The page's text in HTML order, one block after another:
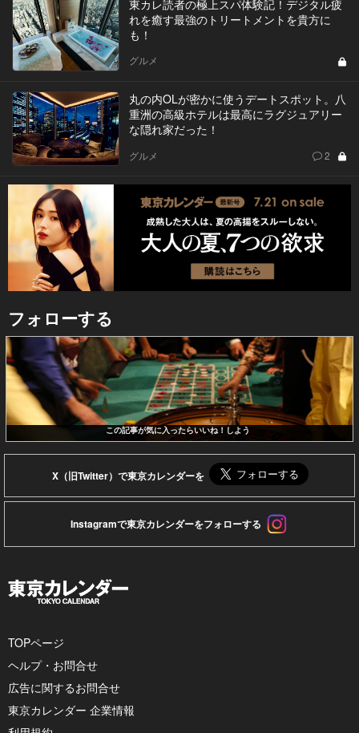
東カレ読者の極上スパ体験記！デジタル疲
れを癒す最強のトリートメントを貴方に
も！
グルメ
丸の内OLが密かに使うデートスポット。八
重洲の高級ホテルは最高にラグジュアリー
な隠れ家だった！
グルメ 2
フォローする
この記事が気に入ったらいいね！しよう
X（旧Twitter）で東京カレンダーを
Instagramで東京カレンダーをフォローする
TOPページ
ヘルプ・お問合せ
広告に関するお問合せ
東京カレンダー 企業情報